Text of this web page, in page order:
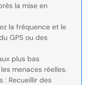
la mise en
la fréquence et le
GPS ou des
plus bas
menaces réelles.
: Recueillir des